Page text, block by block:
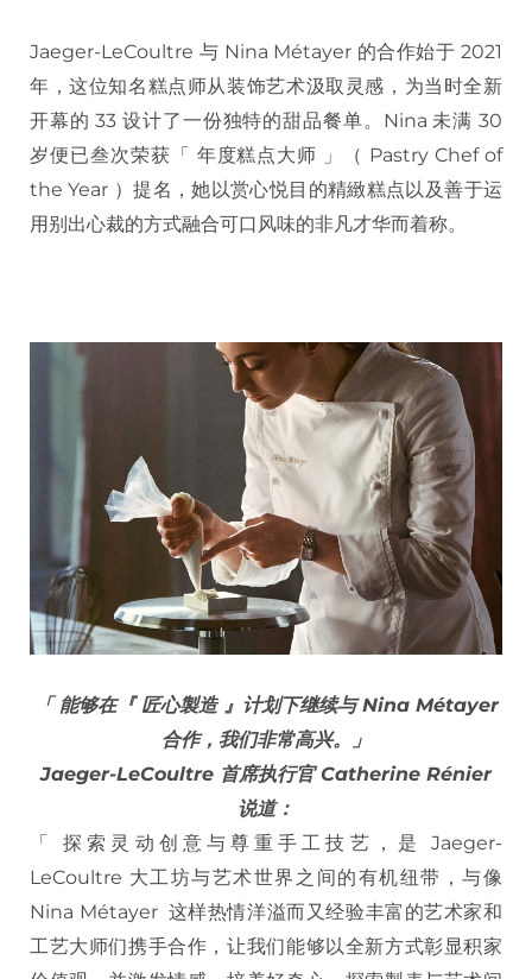
Jaeger-LeCoultre 与 Nina Métayer 的合作始于 2021
年，这位知名糕点师从装饰艺术汲取灵感，为当时全新
开幕的 33 设计了一份独特的甜品餐单。Nina 未满 30
岁便已叁次荣获「 年度糕点大师 」（ Pastry Chef of
the Year ）提名，她以赏心悦目的精緻糕点以及善于运
用别出心裁的方式融合可口风味的非凡才华而着称。
「 能够在『 匠心製造 』计划下继续与 Nina Métayer
合作，我们非常高兴。」
Jaeger-LeCoultre 首席执行官 Catherine Rénier
说道：
「 探索灵动创意与尊重手工技艺，是 Jaeger-
LeCoultre 大工坊与艺术世界之间的有机纽带，与像
Nina Métayer 这样热情洋溢而又经验丰富的艺术家和
工艺大师们携手合作，让我们能够以全新方式彰显积家